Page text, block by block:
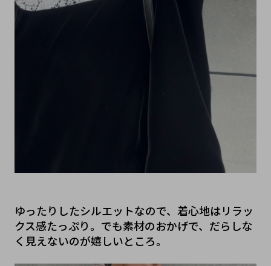
ゆったりしたシルエットなので、着心地はリラッ
クス感たっぷり。でも素材のおかげで、だらしな
く見えないのが嬉しいところ。